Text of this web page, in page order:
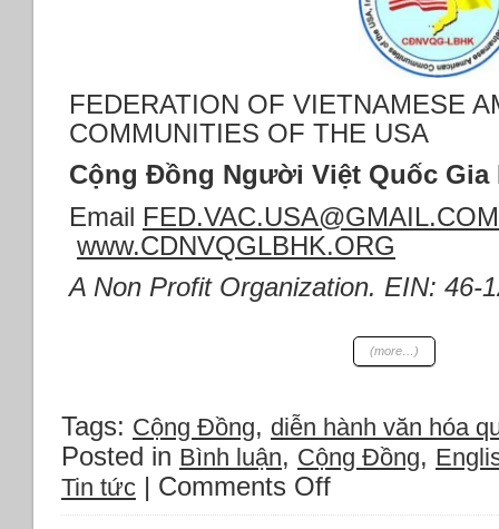
2024
FEDERATION OF VIETNAMESE
COMMUNITIES OF THE USA
Cộng Đồng Người Việt Quốc Gia
Email FED.VAC.USA@GMAIL.COM
www.CDNVQGLBHK.ORG
A Non Profit Organization. EIN: 46-
(more…)
Tags: Cộng Đồng, diễn hành văn hóa
Posted in Bình luận, Cộng Đồng,
Tin tức | Comments Offon